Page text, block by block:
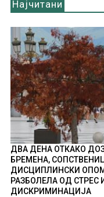
Најчитани
ДВА ДЕНА ОТКАКО
БРЕМЕНА,
ДИСЦИПЛИНСКИ
РАЗБОЛЕЛА ОД СТРЕС
ДИСКРИМИНАЦИЈА